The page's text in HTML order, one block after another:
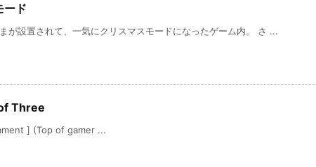
ード
が設置されて、一気にクリスマスモードになったゲーム内。 さ ...
Three
] (Top of gamer ...